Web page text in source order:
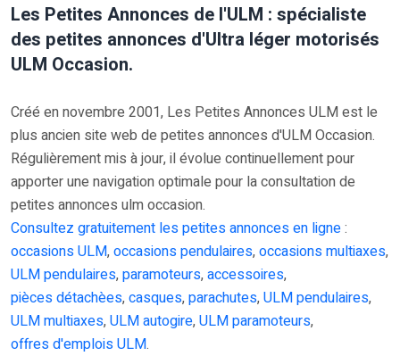
Les Petites Annonces de l'ULM : spécialiste
des petites annonces d'Ultra léger motorisés
ULM Occasion.
Créé en novembre 2001, Les Petites Annonces ULM est le
plus ancien site web de petites annonces d'ULM Occasion.
Régulièrement mis à jour, il évolue continuellement pour
apporter une navigation optimale pour la consultation de
petites annonces ulm occasion.
Consultez gratuitement les petites annonces en ligne:
occasions ULM,occasions pendulaires,occasions multiaxes,
ULM pendulaires,paramoteurs,accessoires,
pièces détachèes,casques,parachutes,ULM pendulaires,
ULM multiaxes,ULM autogire,ULM paramoteurs,
offres d'emplois ULM.